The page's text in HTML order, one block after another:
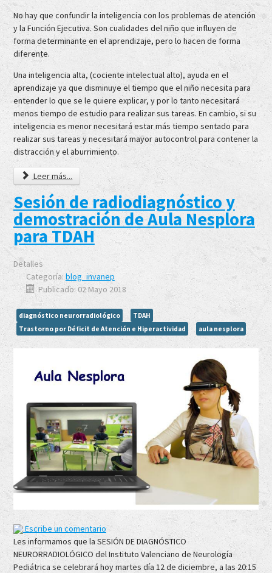
No hay que confundir la inteligencia con los problemas de atención
y la Función Ejecutiva. Son cualidades del niño que influyen de
forma determinante en el aprendizaje, pero lo hacen de forma
diferente.
Una inteligencia alta, (cociente intelectual alto), ayuda en el
aprendizaje ya que disminuye el tiempo que el niño necesita para
entender lo que se le quiere explicar, y por lo tanto necesitará
menos tiempo de estudio para realizar sus tareas. En cambio, si su
inteligencia es menor necesitará estar más tiempo sentado para
realizar sus tareas y necesitará mayor autocontrol para contener la
distracción y el aburrimiento.
Leer más...
Sesión de radiodiagnóstico y
demostración de Aula Nesplora
para TDAH
Detalles
Categoría: blog_invanep
Publicado: 02 Mayo 2018
diagnóstico neurorradiológico
TDAH
Trastorno por Déficit de Atención e Hiperactividad
aula nesplora
Escribe un comentario
Les informamos que la SESIÓN DE DIAGNÓSTICO
NEURORRADIOLÓGICO del Instituto Valenciano de Neurología
Pediátrica se celebrará hoy martes día 12 de diciembre, a las 20:15